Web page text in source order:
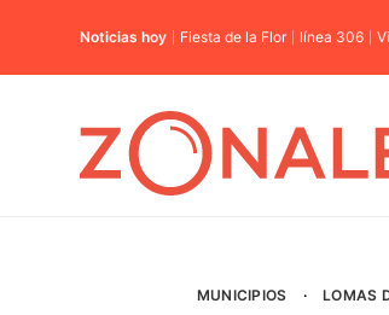
Noticias hoy Fiesta de la Flor línea 306
MUNICIPIOS · LOMAS